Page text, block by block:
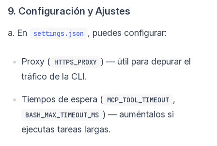
9. Configuración y Ajustes
a. En settings.json , puedes configurar:
Proxy ( HTTPS_PROXY ) — útil para depurar el
tráfico de la CLI.
Tiempos de espera ( MCP_TOOL_TIMEOUT ,
BASH_MAX_TIMEOUT_MS ) — auméntalos si
ejecutas tareas largas.